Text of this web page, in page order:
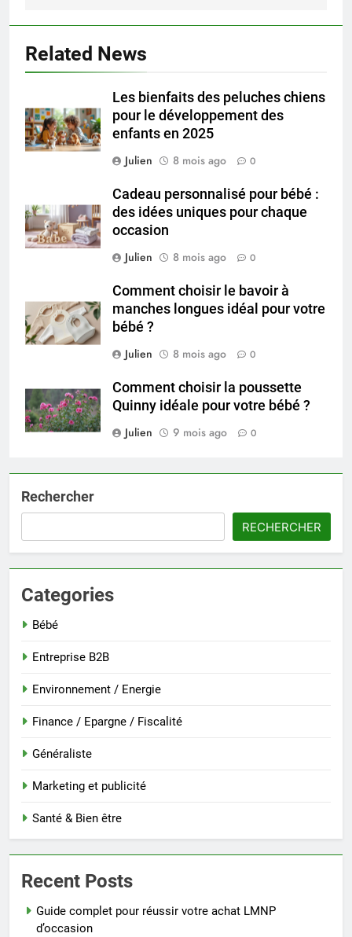
Related News
Les bienfaits des peluches chiens
pour le développement des
enfants en 2025
Julien
8 mois ago 0
Cadeau personnalisé pour bébé :
des idées uniques pour chaque
occasion
Julien
8 mois ago 0
Comment choisir le bavoir à
manches longues idéal pour votre
bébé ?
Julien
8 mois ago 0
Comment choisir la poussette
Quinny idéale pour votre bébé ?
Julien
9 mois ago 0
Rechercher
RECHERCHER
Categories
Bébé
Entreprise B2B
Environnement / Energie
Finance / Epargne / Fiscalité
Généraliste
Marketing et publicité
Santé & Bien être
Recent Posts
Guide complet pour réussir votre achat LMNP
d’occasion